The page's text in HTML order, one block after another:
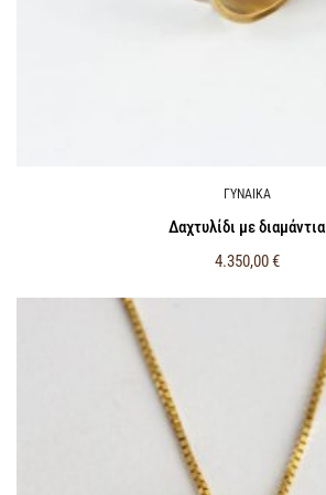
ΓΥΝΑΙΚΑ
Δαχτυλίδι με διαμάντια
4.350,00€